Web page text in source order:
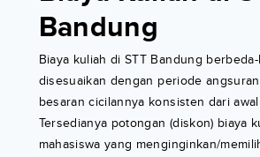
Bandung
Biaya kuliah di STT Bandung
disesuaikan dengan periode
besaran cicilannya konsisten dari
Tersedianya potongan (diskon) biaya
mahasiswa yang menginginkan/